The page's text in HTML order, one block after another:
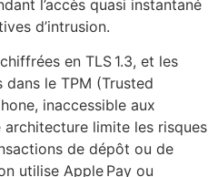
l’accès quasi instantané
d’intrusion.
en TLS 1.3, et les
le TPM (Trusted
inaccessible aux
limite les risques
de dépôt ou de
utilise Apple Pay ou